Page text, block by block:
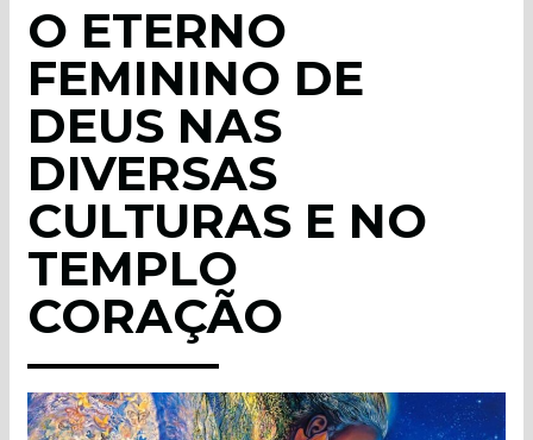
O ETERNO
FEMININO DE
DEUS NAS
DIVERSAS
CULTURAS E NO
TEMPLO
CORAÇÃO